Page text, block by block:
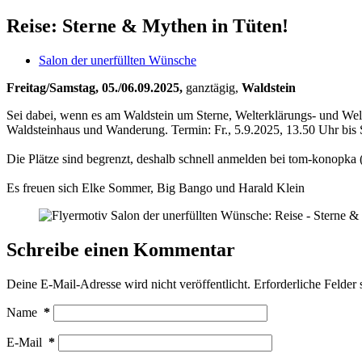
Reise: Sterne & Mythen in Tüten!
Salon der unerfüllten Wünsche
Freitag/Samstag, 05./06.09.2025, ganztägig, Waldstein
Sei dabei, wenn es am Waldstein um Sterne, Welterklärungs- und
Waldsteinhaus und Wanderung. Termin: Fr., 5.9.2025, 13.50 Uhr
Die Plätze sind begrenzt, deshalb schnell anmelden bei tom-konopka
Es freuen sich Elke Sommer, Big Bango und Harald Klein
Schreibe einen Kommentar
Deine E-Mail-Adresse wird nicht veröffentlicht. Erforderliche Felder
Name *
E-Mail *